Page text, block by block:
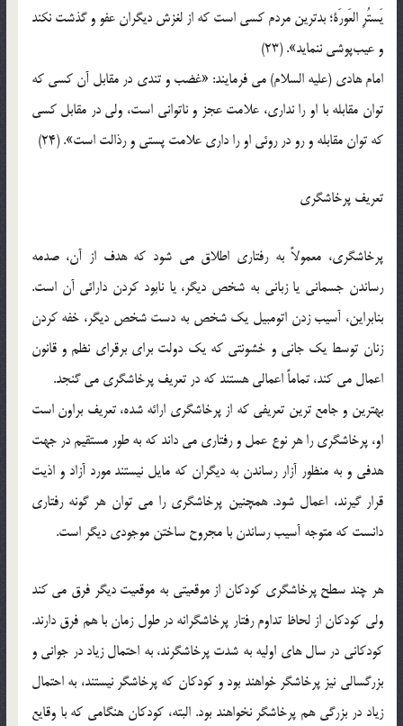
یَستُرِ العَورَة؛ بدترین مردم کسی است که از لغزش دیگران عفو و گذشت نکند
و عیب‌پوشی ننماید». (23)
امام هادی (عليه السلام) می فرمایند: «غضب و تندى در مقابل آن کسى که
توان مقابله با او را ندارى، علامت عجز و ناتوانى است، ولى در مقابل کسى
که توان مقابله و رو در روئى او را دارى علامت پستى و رذالت است». (24)
تعریف پرخاشگری
پرخاشگری، معمولاً به رفتاری اطلاق می شود که هدف از آن، صدمه
رساندن جسمانی یا زبانی به شخص دیگر، یا نابود کردن دارائی آن است.
بنابراین، آسیب زدن اتومبیل یک شخص به دست شخص دیگر، خفه کردن
زنان توسط یک جانی و خشونتی که یک دولت برای برقرای نظم و قانون
اعمال می کند، تماماً اعمالی هستند که در تعریف پرخاشگری می گنجد.
بهترین و جامع ترین تعریفی که از پرخاشگری ارائه شده، تعریف براون است
او، پرخاشگری را هر نوع عمل و رفتاری می داند که به طور مستقیم در جهت
هدفی و به منظور آزار رساندن به دیگران که مایل نیستند مورد آزاد و اذیت
قرار گیرند، اعمال شود. همچنین پرخاشگری را می توان هر گونه رفتاری
دانست که متوجه آسیب رساندن با مجروح ساختن موجودی دیگر است.
هر چند سطح پرخاشگری کودکان از موقعیتی به موقعیت دیگر فرق می کند
ولی کودکان از لحاظ تداوم رفتار پرخاشگرانه در طول زمان با هم فرق دارند.
کودکانی در سال های اولیه به شدت پرخاشگرند، به احتمال زیاد در جوانی و
بزرگسالی نیز پرخاشگر خواهند بود و کودکان که پرخاشگر نیستند، به احتمال
زیاد در بزرگی هم پرخاشگر نخواهند بود. البته، کودکان هنگامی که با وقایع